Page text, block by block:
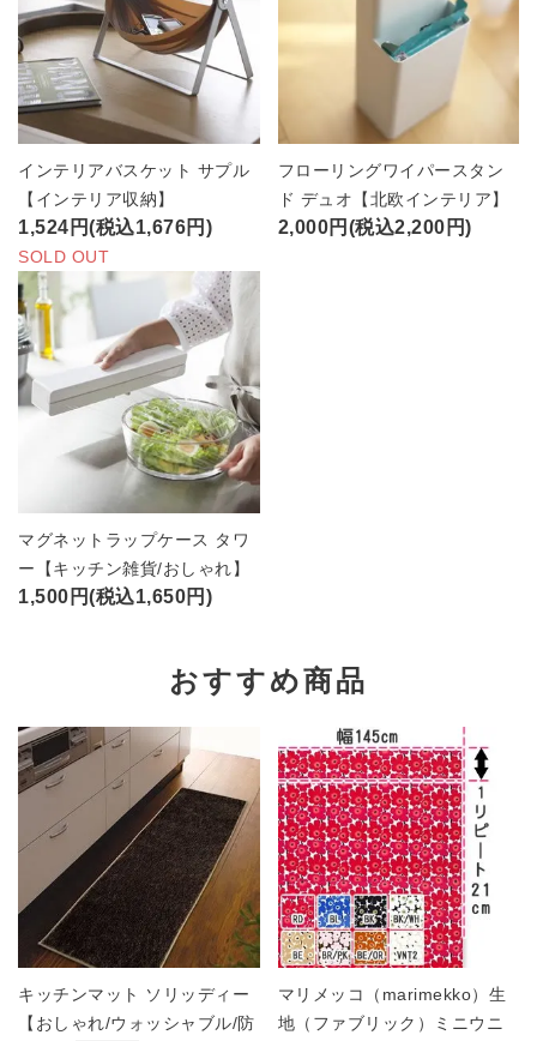
インテリアバスケット サプル
【インテリア収納】
1,524円(税込1,676円)
SOLD OUT
フローリングワイパースタン
ド デュオ【北欧インテリア】
2,000円(税込2,200円)
マグネットラップケース タワ
ー【キッチン雑貨/おしゃれ】
1,500円(税込1,650円)
おすすめ商品
キッチンマット ソリッディー
【おしゃれ/ウォッシャブル/防
マリメッコ（marimekko）生
地（ファブリック）ミニウニ